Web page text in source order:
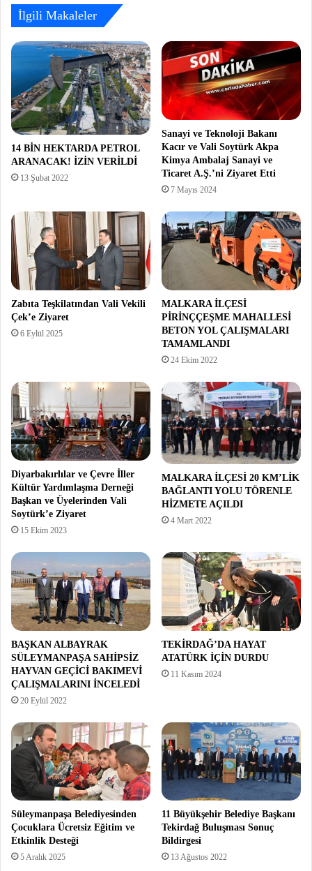
İlgili Makaleler
14 BİN HEKTARDA PETROL
ARANACAK! İZİN VERİLDİ
13 Şubat 2022
Sanayi ve Teknoloji Bakanı
Kacır ve Vali Soytürk Akpa
Kimya Ambalaj Sanayi ve
Ticaret A.Ş.’ni Ziyaret Etti
7 Mayıs 2024
Zabıta Teşkilatından Vali Vekili
Çek’e Ziyaret
6 Eylül 2025
MALKARA İLÇESİ
PİRİNÇÇEŞME MAHALLESİ
BETON YOL ÇALIŞMALARI
TAMAMLANDI
24 Ekim 2022
Diyarbakırlılar ve Çevre İller
Kültür Yardımlaşma Derneği
Başkan ve Üyelerinden Vali
Soytürk’e Ziyaret
15 Ekim 2023
MALKARA İLÇESİ 20 KM’LİK
BAĞLANTI YOLU TÖRENLE
HİZMETE AÇILDI
4 Mart 2022
BAŞKAN ALBAYRAK
SÜLEYMANPAŞA SAHİPSİZ
HAYVAN GEÇİCİ BAKIMEVİ
ÇALIŞMALARINI İNCELEDİ
20 Eylül 2022
TEKİRDAĞ’DA HAYAT
ATATÜRK İÇİN DURDU
11 Kasım 2024
Süleymanpaşa Belediyesinden
Çocuklara Ücretsiz Eğitim ve
Etkinlik Desteği
5 Aralık 2025
11 Büyükşehir Belediye Başkanı
Tekirdağ Buluşması Sonuç
Bildirgesi
13 Ağustos 2022